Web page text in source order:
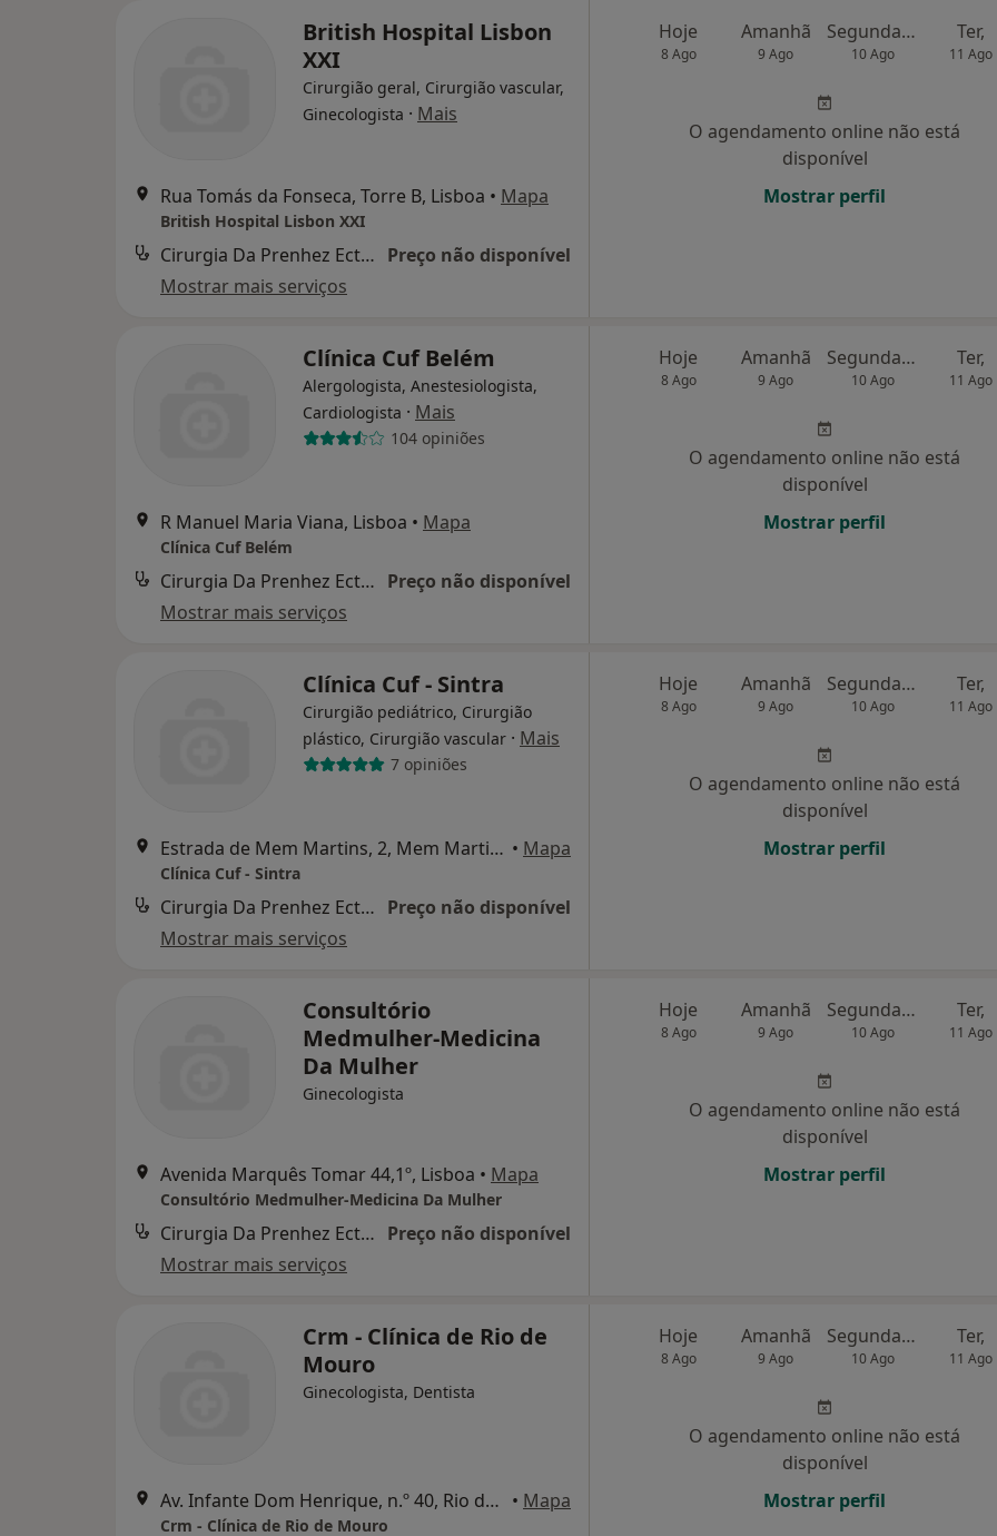
British Hospital Lisbon
XXI
Cirurgião geral, Cirurgião vascular,
Ginecologista · Mais
Rua Tomás da Fonseca, Torre B, Lisboa • Mapa
British Hospital Lisbon XXI
Cirurgia Da Prenhez Ectopica Preço não disponível
Mostrar mais serviços
Hoje
8 Ago
Amanhã
9 Ago
Segunda-feira
10 Ago
Ter,
11 Ago
O agendamento online não está
disponível
Mostrar perfil
Clínica Cuf Belém
Alergologista, Anestesiologista,
Cardiologista · Mais
104 opiniões
R Manuel Maria Viana, Lisboa • Mapa
Clínica Cuf Belém
Cirurgia Da Prenhez Ectopica Preço não disponível
Mostrar mais serviços
Hoje
8 Ago
Amanhã
9 Ago
Segunda-feira
10 Ago
Ter,
11 Ago
O agendamento online não está
disponível
Mostrar perfil
Clínica Cuf - Sintra
Cirurgião pediátrico, Cirurgião
plástico, Cirurgião vascular · Mais
7 opiniões
Estrada de Mem Martins, 2, Mem Martins • Mapa
Clínica Cuf - Sintra
Cirurgia Da Prenhez Ectopica Preço não disponível
Mostrar mais serviços
Hoje
8 Ago
Amanhã
9 Ago
Segunda-feira
10 Ago
Ter,
11 Ago
O agendamento online não está
disponível
Mostrar perfil
Consultório
Medmulher-Medicina
Da Mulher
Ginecologista
Avenida Marquês Tomar 44,1º, Lisboa • Mapa
Consultório Medmulher-Medicina Da Mulher
Cirurgia Da Prenhez Ectopica Preço não disponível
Mostrar mais serviços
Hoje
8 Ago
Amanhã
9 Ago
Segunda-feira
10 Ago
Ter,
11 Ago
O agendamento online não está
disponível
Mostrar perfil
Crm - Clínica de Rio de
Mouro
Ginecologista, Dentista
Av. Infante Dom Henrique, n.º 40, Rio de Mouro • Mapa
Crm - Clínica de Rio de Mouro
Hoje
8 Ago
Amanhã
9 Ago
Segunda-feira
10 Ago
Ter,
11 Ago
O agendamento online não está
disponível
Mostrar perfil